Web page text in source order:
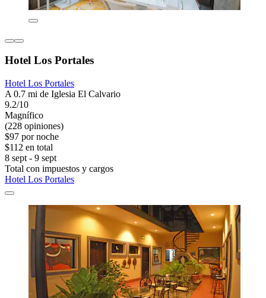
Hotel Los Portales
Hotel Los Portales
A 0.7 mi de Iglesia El Calvario
9.2/10
Magnífico
(228 opiniones)
$97 por noche
$112 en total
8 sept - 9 sept
Total con impuestos y cargos
Hotel Los Portales